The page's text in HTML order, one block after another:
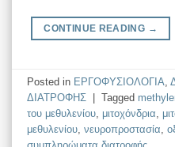
CONTINUE READING →
Posted in EΡΓΟΦΥΣΙΟΛΟΓΙΑ,
ΔΙΑΤΡΟΦΗΣ
Tagged
του μεθυλενίου, μιτοχόνδρια,
μεθυλενίου,νευροπροστασία,